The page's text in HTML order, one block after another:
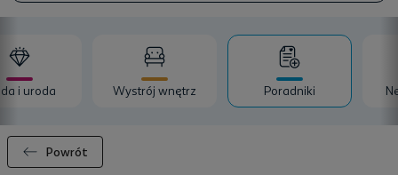
i uroda Wystrój wnętrz Poradniki
Powrót